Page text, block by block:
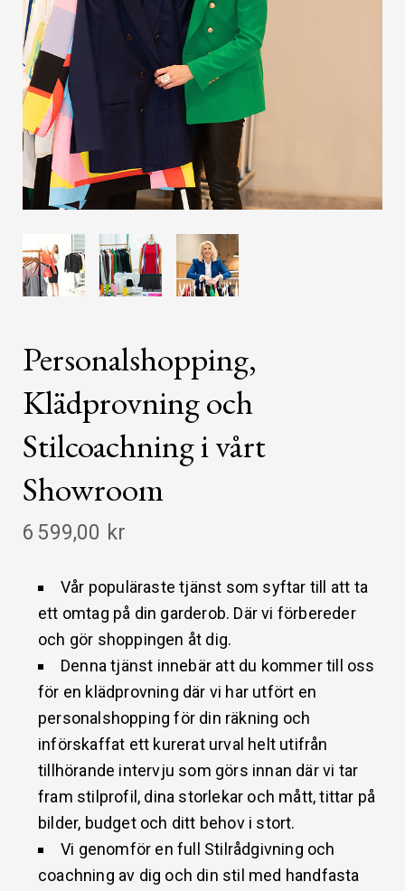
Personalshopping,
Klädprovning och
Stilcoachning i vårt
Showroom
6 599,00 kr
Vår populäraste tjänst som syftar till att ta
ett omtag på din garderob. Där vi förbereder
och gör shoppingen åt dig.
Denna tjänst innebär att du kommer till oss
för en klädprovning där vi har utfört en
personalshopping för din räkning och
införskaffat ett kurerat urval helt utifrån
tillhörande intervju som görs innan där vi tar
fram stilprofil, dina storlekar och mått, tittar på
bilder, budget och ditt behov i stort.
Vi genomför en full Stilrådgivning och
coachning av dig och din stil med handfasta